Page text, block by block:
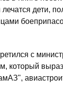
дети,
с
который